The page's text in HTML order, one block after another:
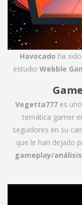
Havocado ha
estudio Webble
Vegetta777 es
temática gamer
seguidores en su
que le han dejado
gameplay/análisis